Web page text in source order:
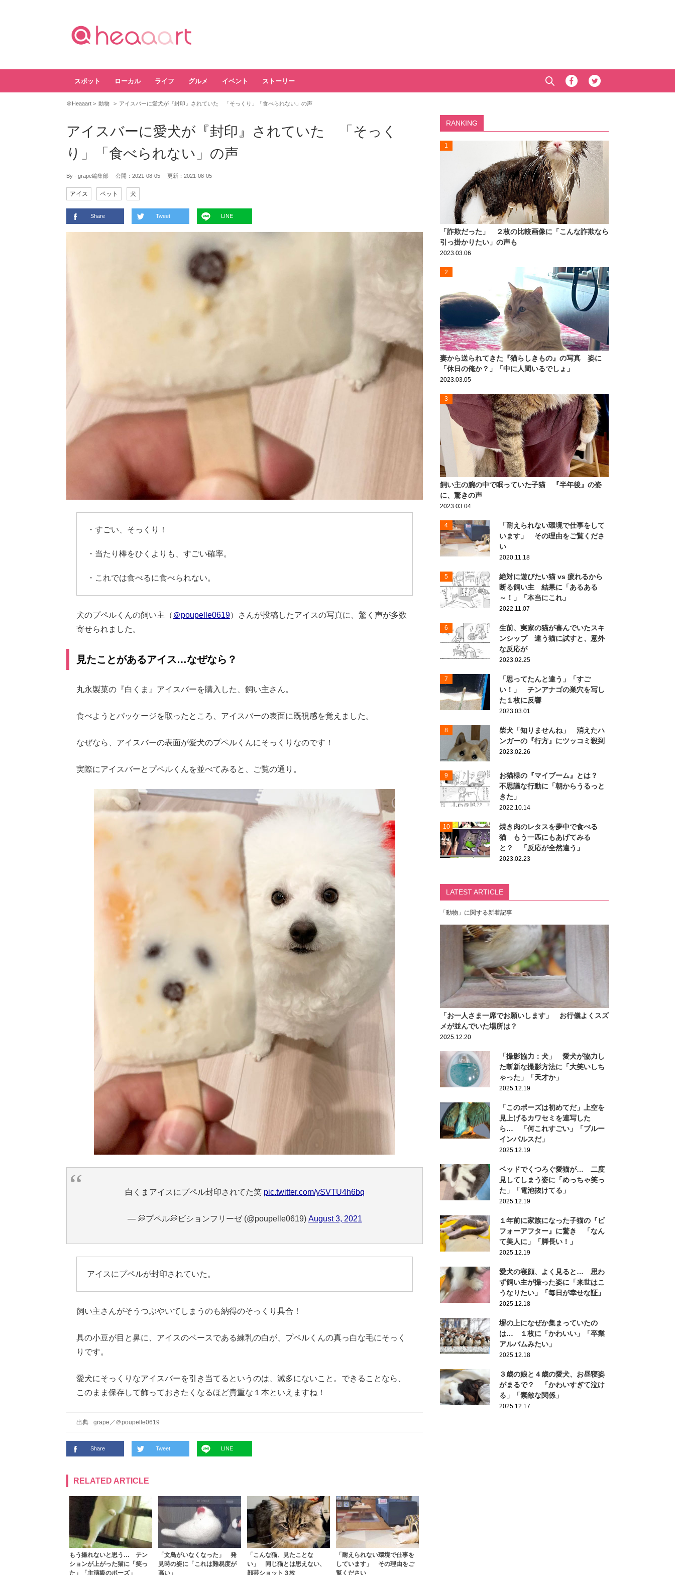
スポット ローカル ライフ グルメ イベント ストーリー
＠Heaaart 動物 アイスバーに愛犬が『封印』されていた 「そっくり」「食べられない」の声
アイスバーに愛犬が『封印』されていた 「そっく
り」「食べられない」の声
By - grape編集部 公開： 2021-08-05 更新： 2021-08-05
アイス ペット 犬
Share Tweet LINE
・すごい、そっくり！
・当たり棒をひくよりも、すごい確率。
・これでは食べるに食べられない。
犬のプペルくんの飼い主（ ＠poupelle0619）さんが投稿したアイスの写真に、驚く声が多数
寄せられました。
見たことがあるアイス…なぜなら？
丸永製菓の『白くま』アイスバーを購入した、飼い主さん。
食べようとパッケージを取ったところ、アイスバーの表面に既視感を覚えました。
なぜなら、アイスバーの表面が愛犬のプペルくんにそっくりなのです！
実際にアイスバーとプペルくんを並べてみると、ご覧の通り。
白くまアイスにプペル封印されてた笑 pic.twitter.com/ySVTU4h6bq
— 💭プペル💭ビションフリーゼ (@poupelle0619) August 3, 2021
アイスにプペルが封印されていた。
飼い主さんがそうつぶやいてしまうのも納得のそっくり具合！
具の小豆が目と鼻に、アイスのベースである練乳の白が、プペルくんの真っ白な毛にそっく
りです。
愛犬にそっくりなアイスバーを引き当てるというのは、滅多にないこと。できることなら、
このまま保存して飾っておきたくなるほど貴重な１本といえますね！
出典 grape ／ ＠poupelle0619
Share Tweet LINE
RELATED ARTICLE
もう撮れないと思う… テン
ションが上がった猫に「笑っ
た」「主演級のポーズ」
「文鳥がいなくなった」 発
見時の姿に「これは難易度が
高い」
「こんな猫、見たことな
い」 同じ猫とは思えない、
顔芸ショット３枚
「耐えられない環境で仕事を
しています」 その理由をご
覧ください
RANKING
1
「詐欺だった」 ２枚の比較画像に「こんな詐欺なら
引っ掛かりたい」の声も
2023.03.06
2
妻から送られてきた『猫らしきもの』の写真 姿に
「休日の俺か？」「中に人間いるでしょ」
2023.03.05
3
飼い主の腕の中で眠っていた子猫 『半年後』の姿
に、驚きの声
2023.03.04
4
「耐えられない環境で仕事をして
います」 その理由をご覧くださ
い
2020.11.18
5
絶対に遊びたい猫 vs 疲れるから
断る飼い主 結果に「あるある
～！」「本当にこれ」
2022.11.07
6
生前、実家の猫が喜んでいたスキ
ンシップ 違う猫に試すと、意外
な反応が
2023.02.25
7
「思ってたんと違う」「すご
い！」 チンアナゴの巣穴を写し
た１枚に反響
2023.03.01
8
柴犬「知りませんね」 消えたハ
ンガーの『行方』にツッコミ殺到
2023.02.26
9
お猫様の『マイブーム』とは？
不思議な行動に「朝からうるっと
きた」
2022.10.14
10
焼き肉のレタスを夢中で食べる
猫 もう一匹にもあげてみる
と？ 「反応が全然違う」
2023.02.23
LATEST ARTICLE
「動物」に関する新着記事
「お一人さま一席でお願いします」 お行儀よくスズ
メが並んでいた場所は？
2025.12.20
「撮影協力：犬」 愛犬が協力し
た斬新な撮影方法に「大笑いしち
ゃった」「天才か」
2025.12.19
「このポーズは初めてだ」上空を
見上げるカワセミを連写した
ら… 「何これすごい」「ブルー
インパルスだ」
2025.12.19
ベッドでくつろぐ愛猫が… 二度
見してしまう姿に「めっちゃ笑っ
た」「電池抜けてる」
2025.12.19
１年前に家族になった子猫の『ビ
フォーアフター』に驚き 「なん
て美人に」「脚長い！」
2025.12.19
愛犬の寝顔、よく見ると… 思わ
ず飼い主が撮った姿に「来世はこ
うなりたい」「毎日が幸せな証」
2025.12.18
塀の上になぜか集まっていたの
は… １枚に「かわいい」「卒業
アルバムみたい」
2025.12.18
３歳の娘と４歳の愛犬、お昼寝姿
がまるで？ 「かわいすぎて泣け
る」「素敵な関係」
2025.12.17